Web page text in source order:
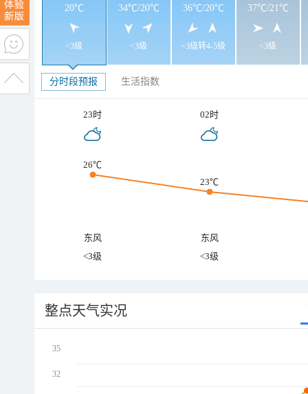
20℃
<3级
34℃/20℃
<3级
36℃/20℃
<3级转4-5级
37℃/21℃
<3级
分时段预报 生活指数
23时 02时
26℃
23℃
东风
东风
<3级
<3级
整点天气实况
35
32